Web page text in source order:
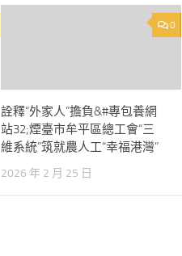
0
詮釋“外家人”擔負&#專包養網
站32;煙臺市牟平區總工會“三
維系統”筑就農人工“幸福港灣”
2026 年 2 月 25 日